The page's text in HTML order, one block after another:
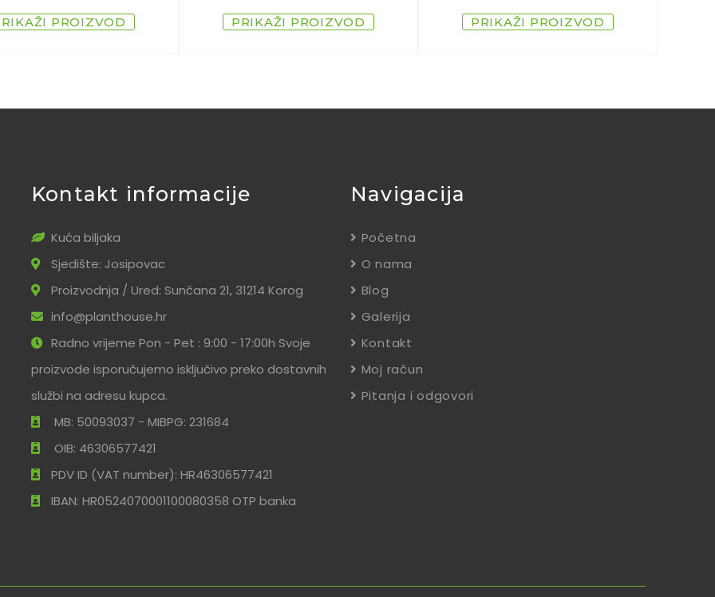
PROIZVOD PRIKAŽI PROIZVOD PRIKAŽI PROIZVOD
Kontakt informacije
Kuća biljaka
Sjedište: Josipovac
Proizvodnja / Ured: Sunčana 21, 31214 Korog
info@planthouse.hr
Radno vrijeme Pon - Pet : 9:00 - 17:00h Svoje
proizvode isporučujemo isključivo preko dostavnih
službi na adresu kupca.
MB: 50093037 - MIBPG: 231684
OIB: 46306577421
PDV ID (VAT number): HR46306577421
IBAN: HR0524070001100080358 OTP banka
Navigacija
Početna
O nama
Blog
Galerija
Kontakt
Moj račun
Pitanja i odgovori